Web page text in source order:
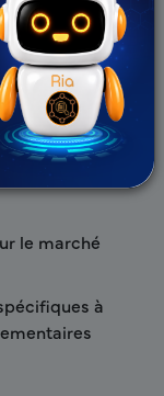
locales
expertise
le marché
à